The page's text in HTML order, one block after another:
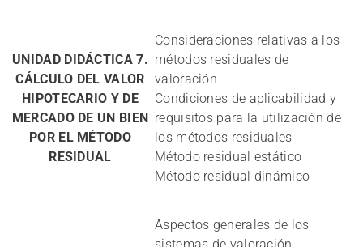
UNIDAD DIDÁCTICA 7.
CÁLCULO DEL VALOR
HIPOTECARIO Y DE
MERCADO DE UN BIEN
POR EL MÉTODO
RESIDUAL
Consideraciones relativas a los
métodos residuales de
valoración
Condiciones de aplicabilidad y
requisitos para la utilización de
los métodos residuales
Método residual estático
Método residual dinámico
Aspectos generales de los
sistemas de valoración